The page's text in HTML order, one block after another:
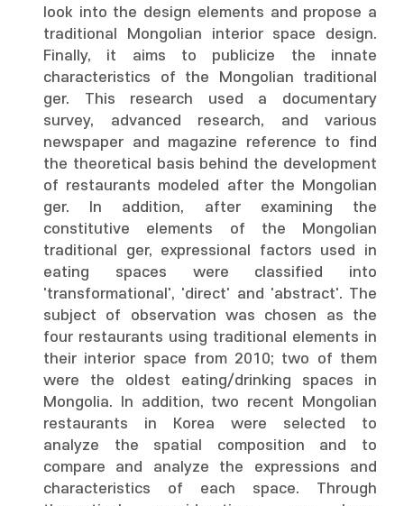
look into the design elements and propose a
traditional Mongolian interior space design.
Finally, it aims to publicize the innate
characteristics of the Mongolian traditional
ger. This research used a documentary
survey, advanced research, and various
newspaper and magazine reference to find
the theoretical basis behind the development
of restaurants modeled after the Mongolian
ger. In addition, after examining the
constitutive elements of the Mongolian
traditional ger, expressional factors used in
eating spaces were classified into
'transformational', 'direct' and 'abstract'. The
subject of observation was chosen as the
four restaurants using traditional elements in
their interior space from 2010; two of them
were the oldest eating/drinking spaces in
Mongolia. In addition, two recent Mongolian
restaurants in Korea were selected to
analyze the spatial composition and to
compare and analyze the expressions and
characteristics of each space. Through